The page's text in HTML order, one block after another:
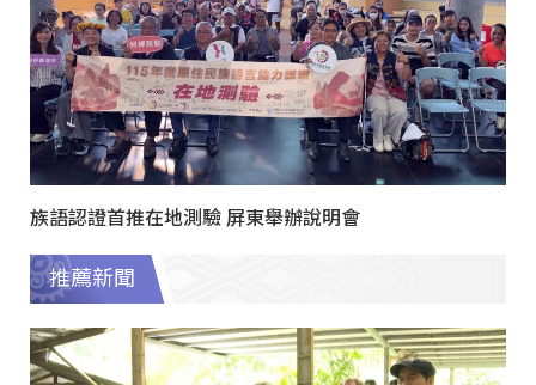
族語認證首推在地測驗 屏東舉辦說明會
推薦新聞